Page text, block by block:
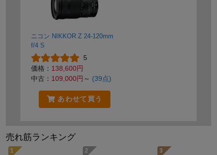
ニコン NIKKOR Z 24-120mm
f/4 S
5
価格： 138,600円
中古： 109,000円 ～ (39点)
あわせて買う
売れ筋ランキング
1 2 3